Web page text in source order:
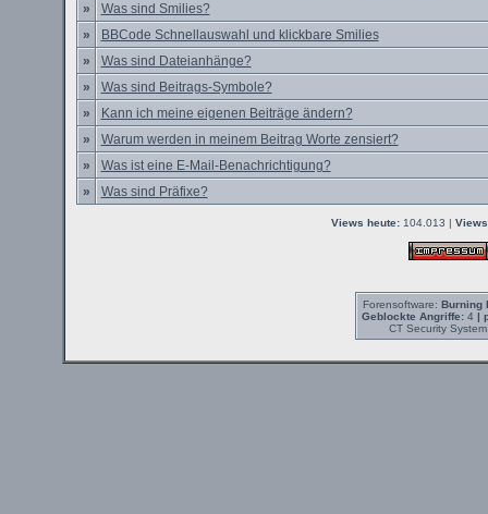
»
Was sind Smilies?
»
BBCode Schnellauswahl und klickbare Smilies
»
Was sind Dateianhänge?
»
Was sind Beitrags-Symbole?
»
Kann ich meine eigenen Beiträge ändern?
»
Warum werden in meinem Beitrag Worte zensiert?
»
Was ist eine E-Mail-Benachrichtigung?
»
Was sind Präfixe?
Views heute: 104.013 |
Forensoftware: Burning
Geblockte Angriffe:4 |
CT Security